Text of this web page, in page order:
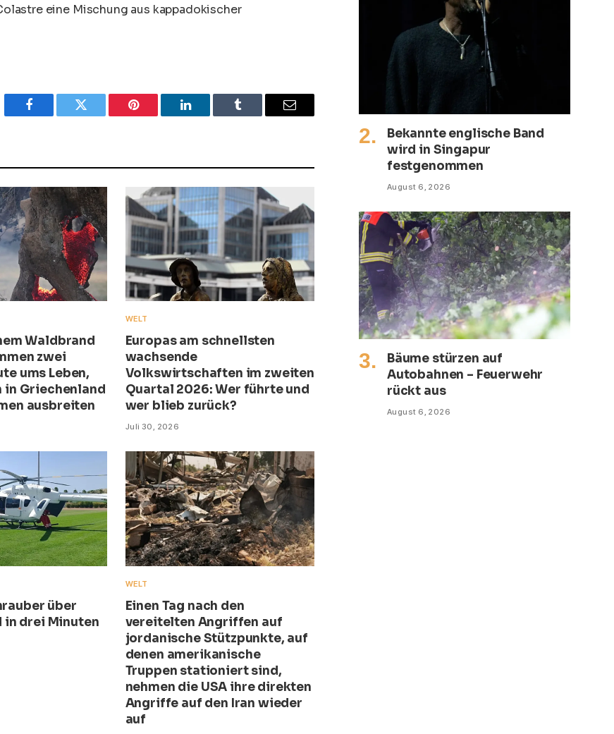
eine Mischung aus kappadokischer
Facebook Twitter Pinterest LinkedIn Tumblr Email
Waldbrand
zwei
ums Leben,
in Griechenland
ausbreiten
WELT
Europas am schnellsten
wachsende
Volkswirtschaften im zweiten
Quartal 2026: Wer führte und
wer blieb zurück?
Juli 30, 2026
über
in drei Minuten
WELT
Einen Tag nach den
vereitelten Angriffen auf
jordanische Stützpunkte, auf
denen amerikanische
Truppen stationiert sind,
nehmen die USA ihre direkten
Angriffe auf den Iran wieder
auf
Bekannte englische Band
wird in Singapur
festgenommen
August 6, 2026
Bäume stürzen auf
Autobahnen – Feuerwehr
rückt aus
August 6, 2026